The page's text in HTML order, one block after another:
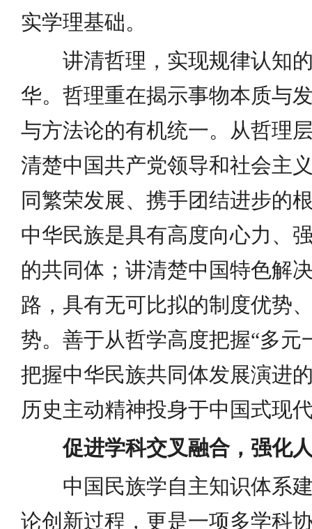
实学理基础。
讲清哲理，实现规律认知
华。哲理重在揭示事物本质与
与方法论的有机统一。从哲理
清楚中国共产党领导和社会主
同繁荣发展、携手团结进步的
中华民族是具有高度向心力、
的共同体；讲清楚中国特色解
路，具有无可比拟的制度优势
势。善于从哲学高度把握“多元
把握中华民族共同体发展演进
历史主动精神投身于中国式现
促进学科交叉融合，强化
中国民族学自主知识体系
论创新过程，更是一项多学科